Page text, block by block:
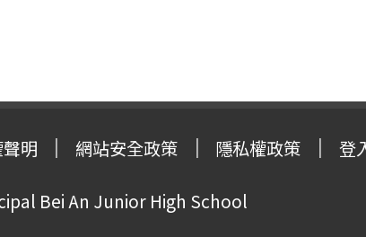
明 網站安全政策 隱私權政策 登
Bei An Junior High School